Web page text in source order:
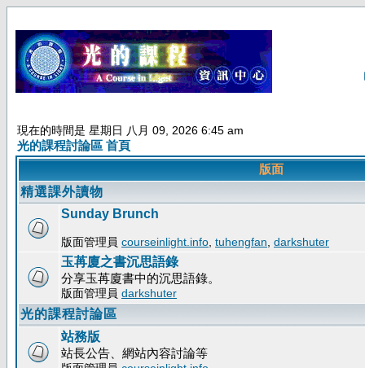
現在的時間是 星期日 八月 09, 2026 6:45 am
光的課程討論區 首頁
版面
精選課外讀物
Sunday Brunch
版面管理員 courseinlight.info tuhengfan darkshuter
玉苒廈之書沉思語錄
分享玉苒廈書中的沉思語錄。
版面管理員 darkshuter
光的課程討論區
站務版
站長公告、網站內容討論等